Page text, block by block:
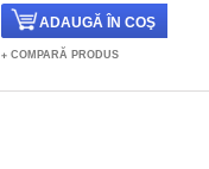
COMPARĂ PRODUS